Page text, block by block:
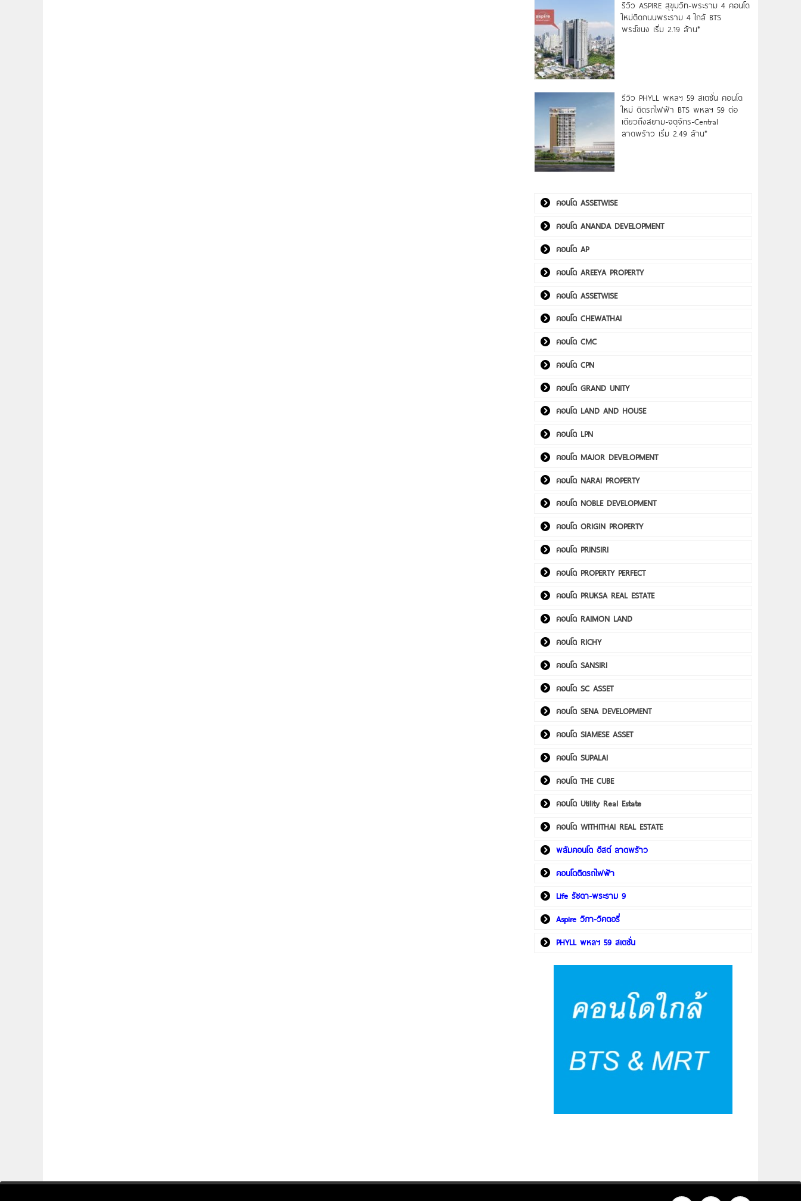
รีวิว ASPIRE สุขุมวิท-พระราม 4 คอนโด
ใหม่ติดถนนพระราม 4 ใกล้ BTS
พระโขนง เริ่ม 2.19 ล้าน*
รีวิว PHYLL พหลฯ 59 สเตชั่น คอนโด
ใหม่ ติดรถไฟฟ้า BTS พหลฯ 59 ต่อ
เดียวถึงสยาม-จตุจักร-Central
ลาดพร้าว เริ่ม 2.49 ล้าน*
คอนโด ASSETWISE
คอนโด ANANDA DEVELOPMENT
คอนโด AP
คอนโด AREEYA PROPERTY
คอนโด ASSETWISE
คอนโด CHEWATHAI
คอนโด CMC
คอนโด CPN
คอนโด GRAND UNITY
คอนโด LAND AND HOUSE
คอนโด LPN
คอนโด MAJOR DEVELOPMENT
คอนโด NARAI PROPERTY
คอนโด NOBLE DEVELOPMENT
คอนโด ORIGIN PROPERTY
คอนโด PRINSIRI
คอนโด PROPERTY PERFECT
คอนโด PRUKSA REAL ESTATE
คอนโด RAIMON LAND
คอนโด RICHY
คอนโด SANSIRI
คอนโด SC ASSET
คอนโด SENA DEVELOPMENT
คอนโด SIAMESE ASSET
คอนโด SUPALAI
คอนโด THE CUBE
คอนโด Utility Real Estate
คอนโด WITHITHAI REAL ESTATE
พลัมคอนโด อีสต์ ลาดพร้าว
คอนโดติดรถไฟฟ้า
Life รัชดา-พระราม 9
Aspire วิภา-วิคตอรี่
PHYLL พหลฯ 59 สเตชั่น